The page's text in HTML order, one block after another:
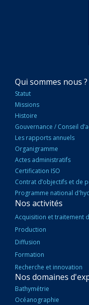
NAVIGATION
PRINCIPALE
Qui sommes nous ?
Statut
Missions
Histoire
Gouvernance / Conseil
Les rapports annuels
Organigramme
Actes administratifs
Certification ISO
Contrat d’objectifs et de
Programme national
Nos activités
Acquisition et traitement
Production
Diffusion
Formation
Recherche et innovation
Nos domaines
Bathymétrie
Océanographie